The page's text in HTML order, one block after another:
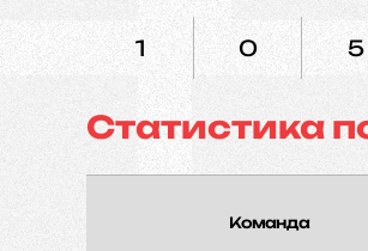
1 0 5
Статистика
Команда